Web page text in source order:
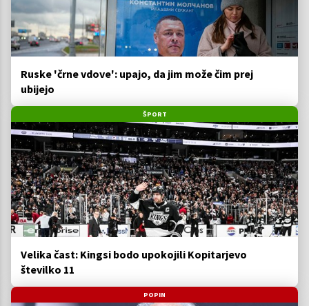
Ruske 'črne vdove': upajo, da jim može čim prej
ubijejo
ŠPORT
Velika čast: Kingsi bodo upokojili Kopitarjevo
številko 11
POPIN